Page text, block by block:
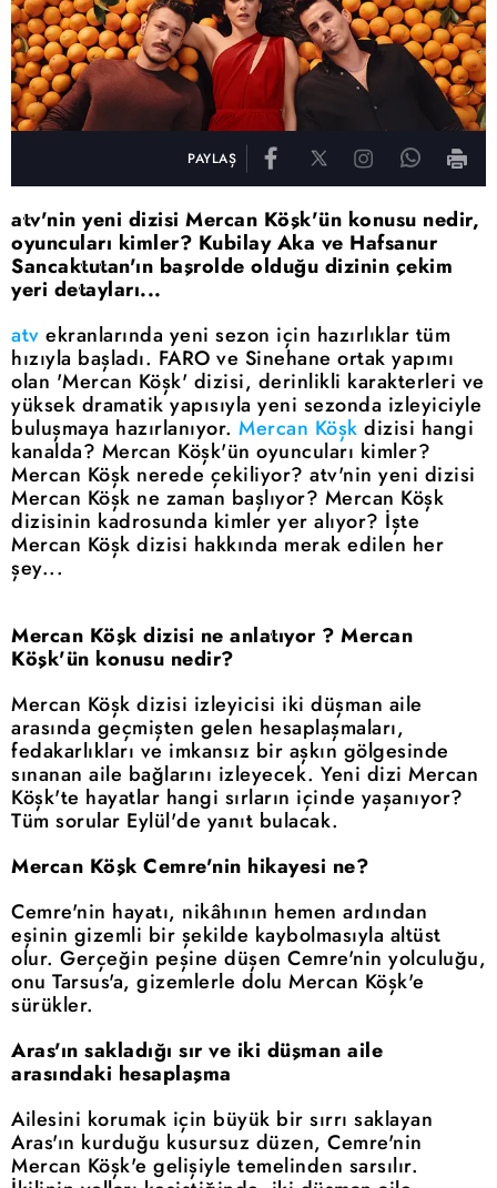
PAYLAŞ
atv'nin yeni dizisi Mercan Köşk'ün konusu nedir,
oyuncuları kimler? Kubilay Aka ve Hafsanur
Sancaktutan'ın başrolde olduğu dizinin çekim
yeri detayları...
atv ekranlarında yeni sezon için hazırlıklar tüm
hızıyla başladı. FARO ve Sinehane ortak yapımı
olan 'Mercan Köşk' dizisi, derinlikli karakterleri ve
yüksek dramatik yapısıyla yeni sezonda izleyiciyle
buluşmaya hazırlanıyor. Mercan Köşk dizisi hangi
kanalda? Mercan Köşk'ün oyuncuları kimler?
Mercan Köşk nerede çekiliyor? atv'nin yeni dizisi
Mercan Köşk ne zaman başlıyor? Mercan Köşk
dizisinin kadrosunda kimler yer alıyor? İşte
Mercan Köşk dizisi hakkında merak edilen her
şey...
Mercan Köşk dizisi ne anlatıyor ? Mercan
Köşk'ün konusu nedir?
Mercan Köşk dizisi izleyicisi iki düşman aile
arasında geçmişten gelen hesaplaşmaları,
fedakarlıkları ve imkansız bir aşkın gölgesinde
sınanan aile bağlarını izleyecek. Yeni dizi Mercan
Köşk'te hayatlar hangi sırların içinde yaşanıyor?
Tüm sorular Eylül'de yanıt bulacak.
Mercan Köşk Cemre'nin hikayesi ne?
Cemre'nin hayatı, nikâhının hemen ardından
eşinin gizemli bir şekilde kaybolmasıyla altüst
olur. Gerçeğin peşine düşen Cemre'nin yolculuğu,
onu Tarsus'a, gizemlerle dolu Mercan Köşk'e
sürükler.
Aras'ın sakladığı sır ve iki düşman aile
arasındaki hesaplaşma
Ailesini korumak için büyük bir sırrı saklayan
Aras'ın kurduğu kusursuz düzen, Cemre'nin
Mercan Köşk'e gelişiyle temelinden sarsılır.